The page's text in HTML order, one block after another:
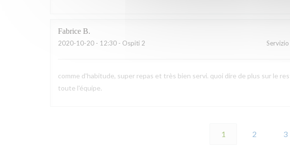
Fabrice B
2020-10-20 - 12:30 - Ospiti 2 Servizio
comme d'habitude, super repas et très bien servi. quoi dire de plus sur le
toute l'équipe.
1 2 3